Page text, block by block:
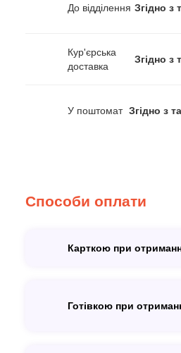
До відділення Згідно з
Кур'єрська
доставка
Згідно з
У поштомат Згідно з
Способи оплати
Карткою при
Готівкою при